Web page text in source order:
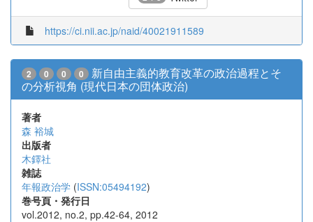
https://ci.nii.ac.jp/naid/40021911589
2 0 0 0
新自由主義的教育改革の政治過程とそ
の分析視角 (現代日本の団体政治)
著者
森 裕城
出版者
木鐸社
雑誌
年報政治学 (ISSN:05494192)
巻号頁・発行日
vol.2012, no.2, pp.42-64, 2012